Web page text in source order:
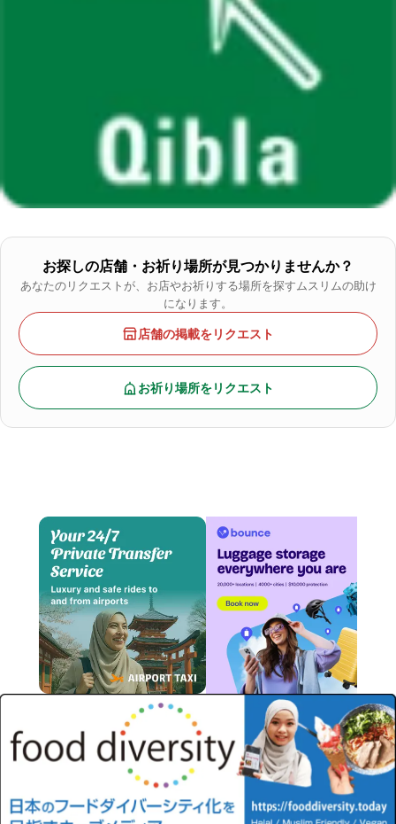
お探しの店舗・お祈り場所が見つかりませんか？
あなたのリクエストが、お店やお祈りする場所を探すムスリムの助け
になります。
店舗の掲載をリクエスト
お祈り場所をリクエスト